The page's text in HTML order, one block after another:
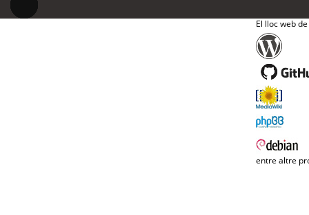
El lloc web
entre altre